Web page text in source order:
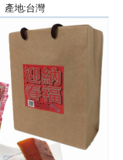
產地:台灣